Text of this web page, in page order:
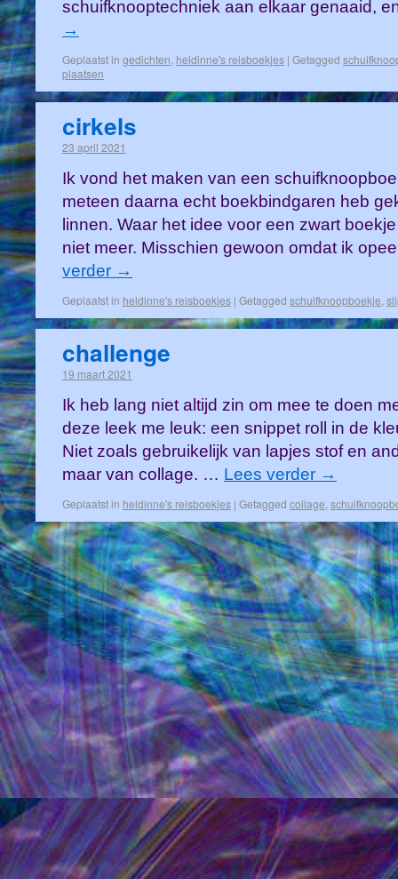
schuifknooptechniek aan elkaar genaaid,
→
Geplaatst in gedichten, heldinne's reisboekjes | Getagged
plaatsen
cirkels
23 april 2021
Ik vond het maken van een
meteen daarna echt boekbindgaren heb
linnen. Waar het idee voor een zwart
niet meer. Misschien gewoon omdat ik
verder →
Geplaatst in heldinne's reisboekjes | Getagged schuifknoopboekje,
challenge
19 maart 2021
Ik heb lang niet altijd zin om mee te doen
deze leek me leuk: een snippet roll in de
Niet zoals gebruikelijk van lapjes stof en
maar van collage. … Lees verder →
Geplaatst in heldinne's reisboekjes | Getagged collage,